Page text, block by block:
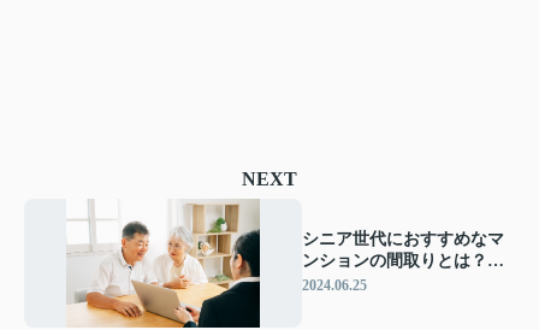
NEXT
シニア世代におすすめなマ
ンションの間取りとは？物
件を選ぶポイントを解説
2024.06.25